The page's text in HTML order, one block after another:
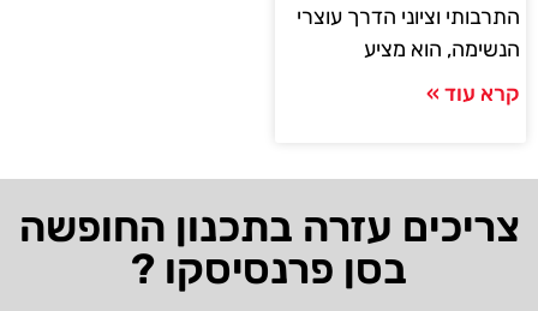
התרבותי וציוני הדרך עוצרי
הנשימה, הוא מציע
קרא עוד »
צריכים עזרה בתכנון החופשה
בסן פרנסיסקו ?